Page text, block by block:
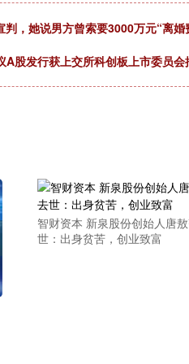
判，她说男方曾索要3000万元“离
A股发行获上交所科创板上市委员会
智财资本 新泉股份创始人唐
世：出身贫苦，创业致富